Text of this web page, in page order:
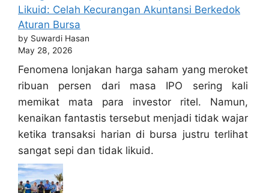
Likuid: Celah Kecurangan Akuntansi Berkedok
Aturan Bursa
by Suwardi Hasan
May 28, 2026
Fenomena lonjakan harga saham yang meroket
ribuan persen dari masa IPO sering kali
memikat mata para investor ritel. Namun,
kenaikan fantastis tersebut menjadi tidak wajar
ketika transaksi harian di bursa justru terlihat
sangat sepi dan tidak likuid.